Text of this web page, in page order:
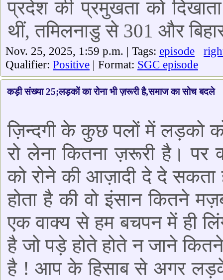
प्रदेश की प्रमुखता को
थीं, तमिलनाडु से 301 और
Nov. 25, 2025, 1:59 p.m. | Tags: episode
Qualifier: Positive | Format: SGC episode
कड़ी संख्या 25;लड़कों का रोना भी ज़रूरी है,समाज का सोच बदले
ज़िन्दगी के कुछ पलों में लड़को
रो लेना कितना ज़रूरी है। पर
को रोने की आज़ादी दे दे सकता
होता है की वो इंसान कितने
एक वाक्य से हम बचपन में ही
है जो पड़े होते होते न जाने
है ! आप के हिसाब से अगर लड़के